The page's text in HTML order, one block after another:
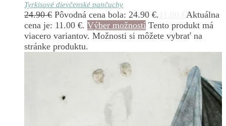
Tyrkisové dievčenské pančuchy
24.90€ Pôvodná cena bola: 24.90 €.
Aktuálna
cena je: 11.00 €. Výber možností Tento produkt má
viacero variantov. Možnosti si môžete vybrať na
stránke produktu.